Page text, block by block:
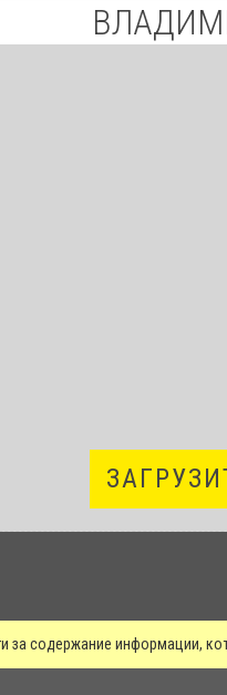
за содержание информации,